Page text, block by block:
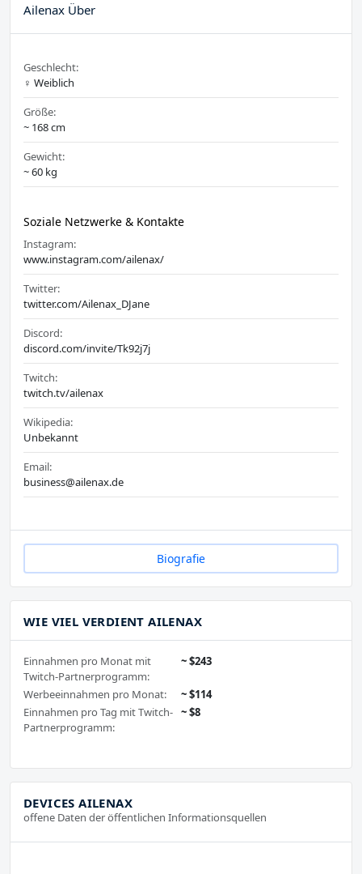
Ailenax Über
Geschlecht:
♀️ Weiblich
Größe:
~ 168 cm
Gewicht:
~ 60 kg
Soziale Netzwerke & Kontakte
Instagram:
www.instagram.com/ailenax/
Twitter:
twitter.com/Ailenax_DJane
Discord:
discord.com/invite/Tk92j7j
Twitch:
twitch.tv/ailenax
Wikipedia:
Unbekannt
Email:
business@ailenax.de
Biografie
WIE VIEL VERDIENT AILENAX
Einnahmen pro Monat mit
Twitch-Partnerprogramm:
~ $243
Werbeeinnahmen pro Monat:
~ $114
Einnahmen pro Tag mit Twitch-
Partnerprogramm:
~ $8
DEVICES AILENAX
offene Daten der öffentlichen Informationsquellen